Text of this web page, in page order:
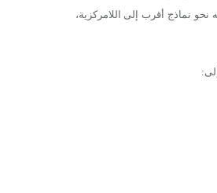
نماذج أقرب إلى اللامركزية،